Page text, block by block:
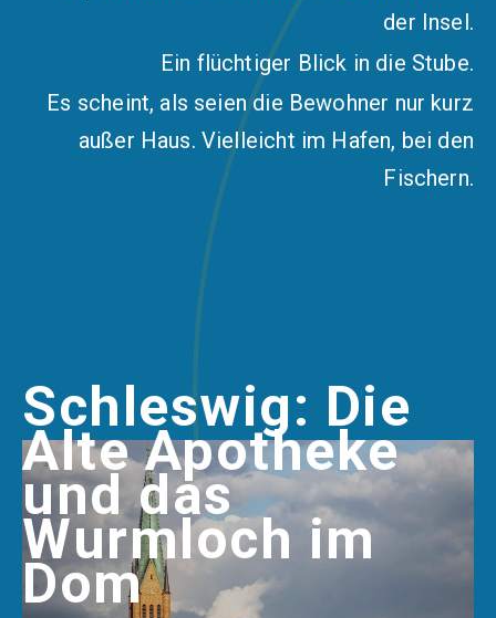
der Insel.
Ein flüchtiger Blick in die Stube.
Es scheint, als seien die Bewohner nur kurz
außer Haus. Vielleicht im Hafen, bei den
Fischern.
Schleswig: Die
Alte Apotheke
und das
Wurmloch im
Dom